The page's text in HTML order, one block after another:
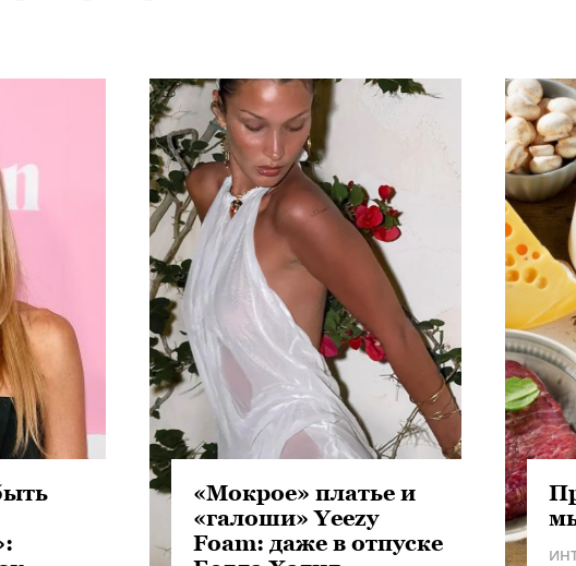
«Мокрое» платье и
«галоши» Yeezy
Foam: даже в отпуске